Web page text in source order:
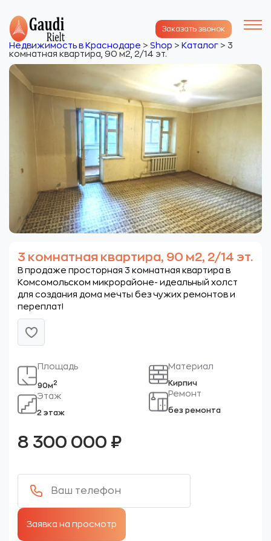
Заказать звонок
Недвижимость в Краснодаре > Shop > Каталог > 3
комнатная квартира, 90 м2, 2/14 эт.
3 комнатная квартира, 90 м2, 2/14 эт.
В продаже просторная 3 комнатная квартира в
Комсомольском микрорайоне- идеальный холст
для создания дома мечты без чужих ремонтов и
переплат!
Площадь
90м2
Этаж
2 этаж
Материал
Кирпич
Ремонт
без ремонта
8 300 000 ₽